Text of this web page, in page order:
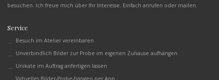
besuchen. Ich freue mich über Ihr Interesse. Einfach anrufen oder mailen.
Service
Besuch im Atelier vereinbaren
Unverbindlich Bilder zur Probe im eigenen Zuhause aufhängen
Unikate im Auftrag anfertigen lassen